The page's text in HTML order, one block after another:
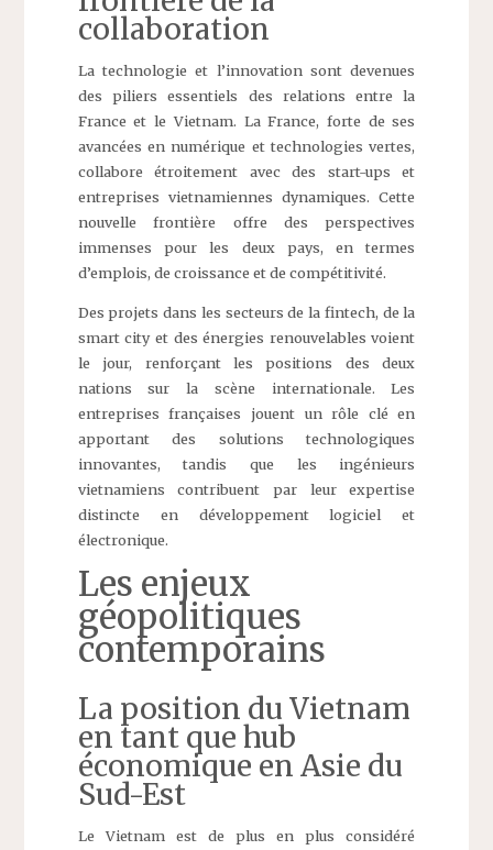
collaboration
La technologie et l’innovation sont devenues
des piliers essentiels des relations entre la
France et le Vietnam. La France, forte de ses
avancées en numérique et technologies vertes,
collabore étroitement avec des start-ups et
entreprises vietnamiennes dynamiques. Cette
nouvelle frontière offre des perspectives
immenses pour les deux pays, en termes
d’emplois, de croissance et de compétitivité.
Des projets dans les secteurs de la fintech, de la
smart city et des énergies renouvelables voient
le jour, renforçant les positions des deux
nations sur la scène internationale. Les
entreprises françaises jouent un rôle clé en
apportant des solutions technologiques
innovantes, tandis que les ingénieurs
vietnamiens contribuent par leur expertise
distincte en développement logiciel et
électronique.
Les enjeux
géopolitiques
contemporains
La position du Vietnam
en tant que hub
économique en Asie du
Sud-Est
Le Vietnam est de plus en plus considéré